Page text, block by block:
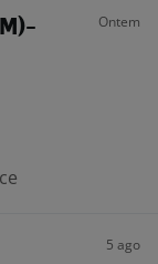
Ontem
5 ago